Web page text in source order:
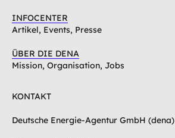
INFOCENTER
Artikel, Events, Presse
ÜBER DIE DENA
Mission, Organisation, Jobs
KONTAKT
Deutsche Energie-Agentur GmbH (dena)